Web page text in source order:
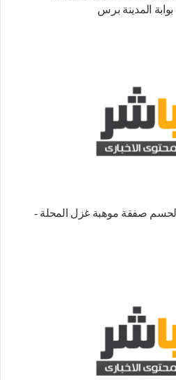
بوابة المدينة برس
لحسم صفقة موهبة غزل المحلة -